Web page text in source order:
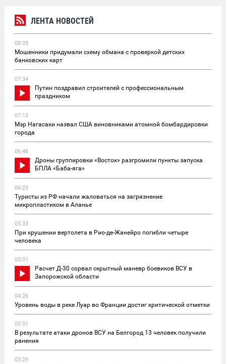
ЛЕНТА НОВОСТЕЙ
08:09
Мошенники придумали схему обмана с проверкой детских
банковских карт
07:34
Путин поздравил строителей с профессиональным
праздником
07:13
Мэр Нагасаки назвал США виновниками атомной бомбардировки
города
06:48
Дроны группировки «Восток» разгромили пункты запуска
БПЛА «Баба-яга»
06:23
Туристы из РФ начали жаловаться на загрязнение
микропластиком в Аланье
05:33
При крушении вертолета в Рио-де-Жанейро погибли четыре
человека
05:01
Расчет Д-30 сорвал скрытный маневр боевиков ВСУ в
Запорожской области
04:26
Уровень воды в реке Луар во Франции достиг критической отметки
03:51
В результате атаки дронов ВСУ на Белгород 13 человек получили
ранения
03:29